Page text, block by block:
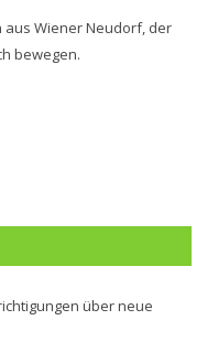
aus Wiener Neudorf, der
bewegen.
über neue